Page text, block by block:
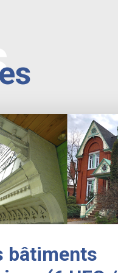
bâtiments